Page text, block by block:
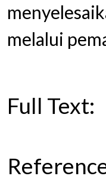
melalui
Full Text: